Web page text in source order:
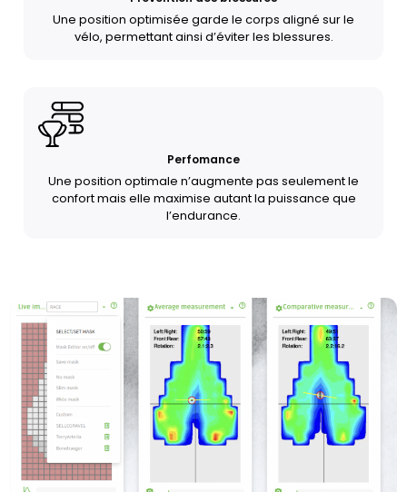
Une position optimisée garde le corps aligné sur le
vélo, permettant ainsi d’éviter les blessures.
Perfomance
Une position optimale n’augmente pas seulement le
confort mais elle maximise autant la puissance que
l’endurance.